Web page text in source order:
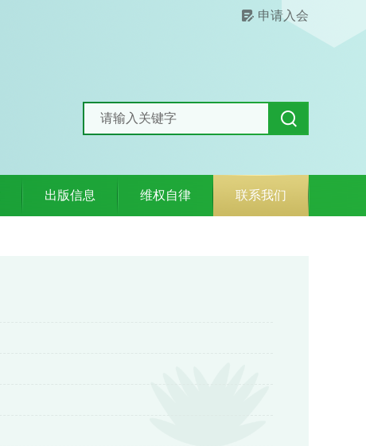
申请入会
出版信息 维权自律 联系我们